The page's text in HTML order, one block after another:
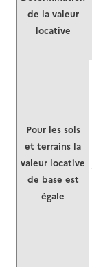
de la valeur
locative
Pour les sols
et terrains la
valeur locative
de base est
égale